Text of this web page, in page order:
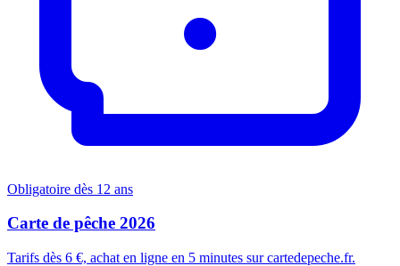
Obligatoire dès 12 ans
Carte de pêche 2026
Tarifs dès 6 €, achat en ligne en 5 minutes sur cartedepeche.fr.